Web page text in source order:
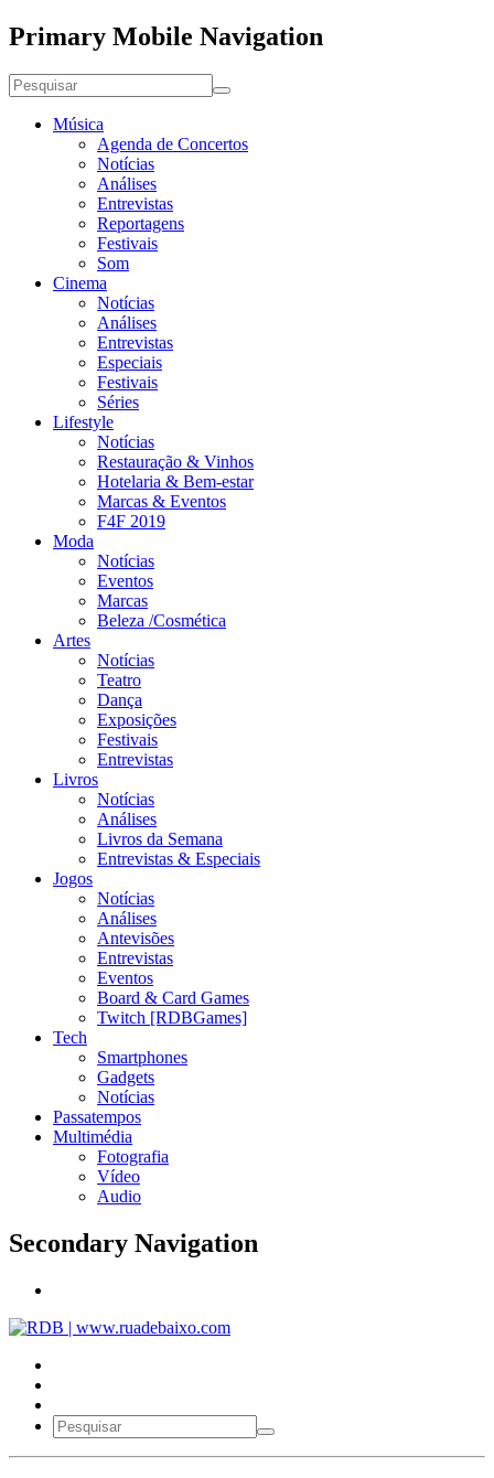
Primary Mobile Navigation
Música
Agenda de Concertos
Notícias
Análises
Entrevistas
Reportagens
Festivais
Som
Cinema
Notícias
Análises
Entrevistas
Especiais
Festivais
Séries
Lifestyle
Notícias
Restauração & Vinhos
Hotelaria & Bem-estar
Marcas & Eventos
F4F 2019
Moda
Notícias
Eventos
Marcas
Beleza /Cosmética
Artes
Notícias
Teatro
Dança
Exposições
Festivais
Entrevistas
Livros
Notícias
Análises
Livros da Semana
Entrevistas & Especiais
Jogos
Notícias
Análises
Antevisões
Entrevistas
Eventos
Board & Card Games
Twitch [RDBGames]
Tech
Smartphones
Gadgets
Notícias
Passatempos
Multimédia
Fotografia
Vídeo
Audio
Secondary Navigation